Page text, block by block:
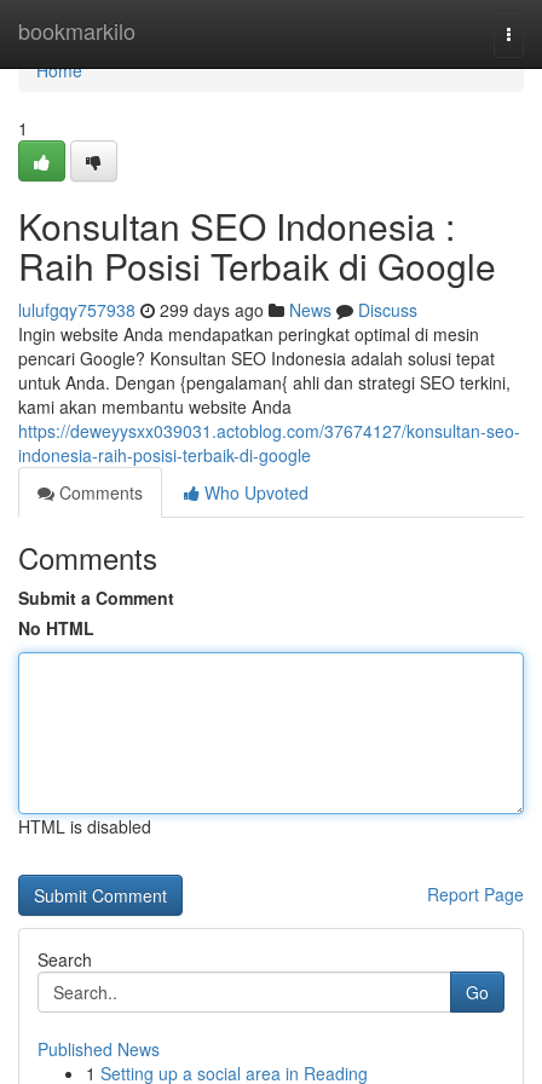
bookmarkilo
Home
Home
1
Konsultan SEO Indonesia :
Raih Posisi Terbaik di Google
lulufgqy757938 299 days ago News
Discuss
Ingin website Anda mendapatkan peringkat optimal di mesin
pencari Google? Konsultan SEO Indonesia adalah solusi tepat
untuk Anda. Dengan {pengalaman{ ahli dan strategi SEO terkini,
kami akan membantu website Anda
https://deweyysxx039031.actoblog.com/37674127/konsultan-seo-
indonesia-raih-posisi-terbaik-di-google
Comments
Who Upvoted
Comments
Submit a Comment
No HTML
HTML is disabled
Report Page
Search
Go
Published News
1 Setting up a social area in Reading